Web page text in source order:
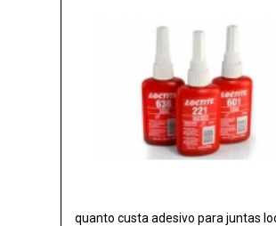
quanto custa adesivo para juntas